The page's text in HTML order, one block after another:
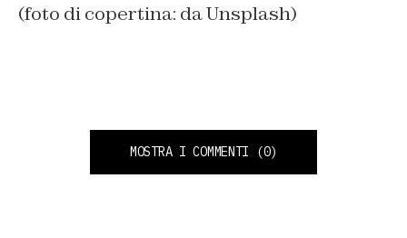
(foto di copertina: da Unsplash)
MOSTRA I COMMENTI (0)